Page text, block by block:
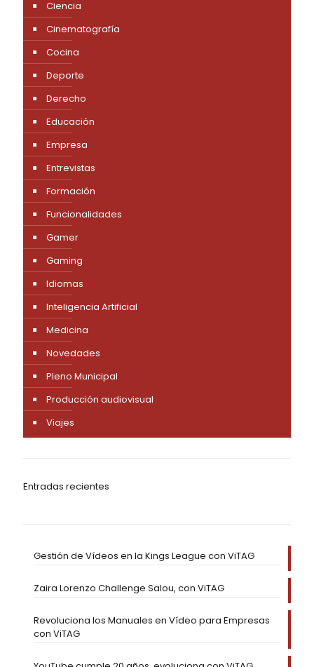
Ciencia
Cinematografía
Cocina
Deporte
Derecho
Educación
Empresa
Entrevistas
Formación
Funcionalidades
Gamer
Gaming
Idiomas
Inteligencia Artificial
Medicina
Novedades
Pleno Municipal
Producción audiovisual
Viajes
Entradas recientes
Gestión de Vídeos en la Kings League con ViTAG
Zaira Lorenzo Challenge Salou, con ViTAG
Revoluciona los Manuales en Vídeo para Empresas
con ViTAG